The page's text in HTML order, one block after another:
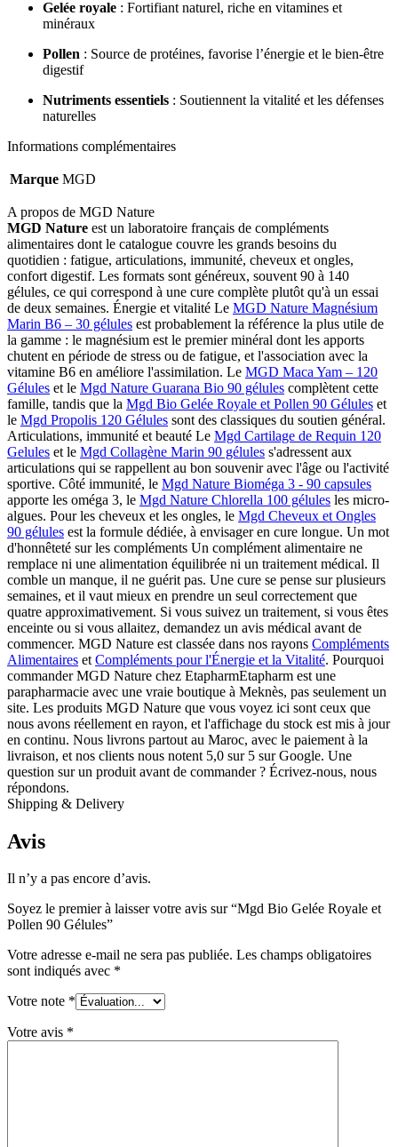
Gelée royale : Fortifiant naturel, riche en vitamines et
minéraux
Pollen : Source de protéines, favorise l’énergie et le bien-être
digestif
Nutriments essentiels : Soutiennent la vitalité et les défenses
naturelles
Informations complémentaires
Marque MGD
A propos de MGD Nature
MGD Nature est un laboratoire français de compléments
alimentaires dont le catalogue couvre les grands besoins du
quotidien : fatigue, articulations, immunité, cheveux et ongles,
confort digestif. Les formats sont généreux, souvent 90 à 140
gélules, ce qui correspond à une cure complète plutôt qu'à un essai
de deux semaines. Énergie et vitalité Le MGD Nature Magnésium
Marin B6 – 30 gélules est probablement la référence la plus utile de
la gamme : le magnésium est le premier minéral dont les apports
chutent en période de stress ou de fatigue, et l'association avec la
vitamine B6 en améliore l'assimilation. Le MGD Maca Yam – 120
Gélules et le Mgd Nature Guarana Bio 90 gélules complètent cette
famille, tandis que la Mgd Bio Gelée Royale et Pollen 90 Gélules et
le Mgd Propolis 120 Gélules sont des classiques du soutien général.
Articulations, immunité et beauté Le Mgd Cartilage de Requin 120
Gelules et le Mgd Collagène Marin 90 gélules s'adressent aux
articulations qui se rappellent au bon souvenir avec l'âge ou l'activité
sportive. Côté immunité, le Mgd Nature Bioméga 3 - 90 capsules
apporte les oméga 3, le Mgd Nature Chlorella 100 gélules les micro-
algues. Pour les cheveux et les ongles, le Mgd Cheveux et Ongles
90 gélules est la formule dédiée, à envisager en cure longue. Un mot
d'honnêteté sur les compléments Un complément alimentaire ne
remplace ni une alimentation équilibrée ni un traitement médical. Il
comble un manque, il ne guérit pas. Une cure se pense sur plusieurs
semaines, et il vaut mieux en prendre un seul correctement que
quatre approximativement. Si vous suivez un traitement, si vous êtes
enceinte ou si vous allaitez, demandez un avis médical avant de
commencer. MGD Nature est classée dans nos rayons Compléments
Alimentaires et Compléments pour l'Énergie et la Vitalité. Pourquoi
commander MGD Nature chez EtapharmEtapharm est une
parapharmacie avec une vraie boutique à Meknès, pas seulement un
site. Les produits MGD Nature que vous voyez ici sont ceux que
nous avons réellement en rayon, et l'affichage du stock est mis à jour
en continu. Nous livrons partout au Maroc, avec le paiement à la
livraison, et nos clients nous notent 5,0 sur 5 sur Google. Une
question sur un produit avant de commander ? Écrivez-nous, nous
répondons.
Shipping & Delivery
Avis
Il n’y a pas encore d’avis.
Soyez le premier à laisser votre avis sur “Mgd Bio Gelée Royale et
Pollen 90 Gélules”
Votre adresse e-mail ne sera pas publiée. Les champs obligatoires
sont indiqués avec *
Votre note *
Votre avis *